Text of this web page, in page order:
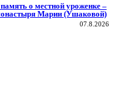
о местной уроженке –
Марии (Ушаковой)
07.8.2026